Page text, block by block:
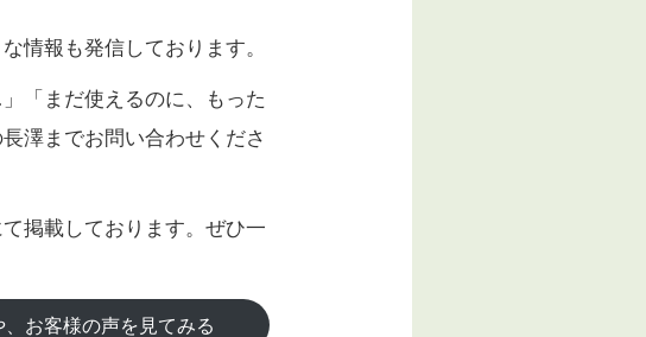
情報も発信しております。
「まだ使えるのに、もった
澤までお問い合わせくださ
掲載しております。ぜひ一
お客様の声を見てみる